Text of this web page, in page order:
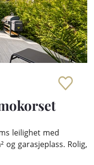
leilighet med
og garasjeplass. Rolig,